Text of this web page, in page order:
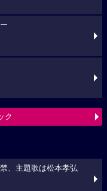
ク
、主題歌は松本孝弘